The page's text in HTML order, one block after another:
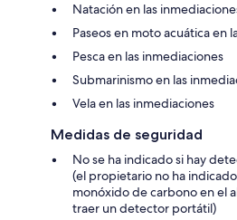
Natación en las
Paseos en moto acuática en
Pesca en las inmediaciones
Submarinismo en las
Vela en las inmediaciones
Medidas de seguridad
No se ha indicado si hay
(el propietario no ha
monóxido de carbono en el
traer un detector portátil)